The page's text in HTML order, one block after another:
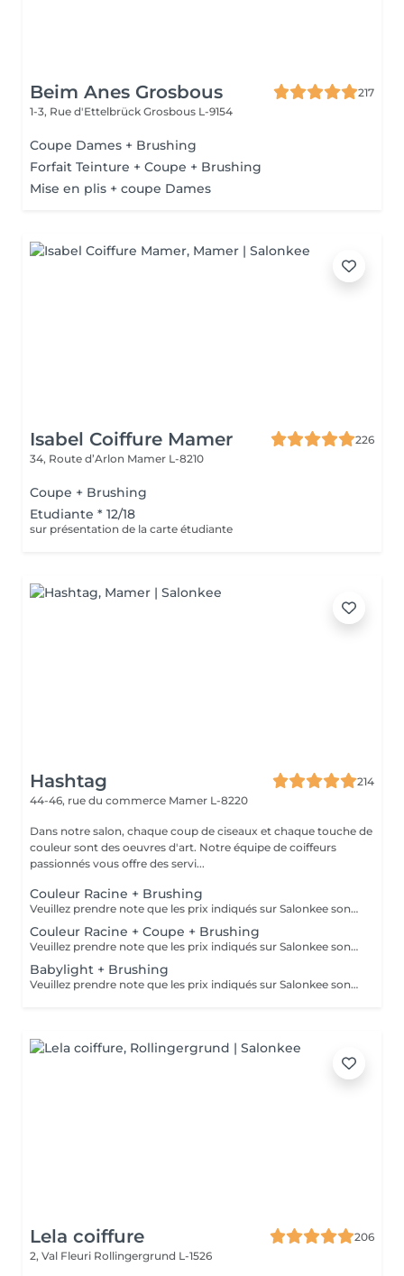
Beim Anes Grosbous
217
1-3, Rue d'Ettelbrück Grosbous L-9154
Coupe Dames + Brushing
Forfait Teinture + Coupe + Brushing
Mise en plis + coupe Dames
Isabel Coiffure Mamer
226
34, Route d’Arlon Mamer L-8210
Coupe + Brushing
Etudiante * 12/18
sur présentation de la carte étudiante
Hashtag
214
44-46, rue du commerce Mamer L-8220
Dans notre salon, chaque coup de ciseaux et chaque touche de
couleur sont des oeuvres d'art. Notre équipe de coiffeurs
passionnés vous offre des servi...
Couleur Racine + Brushing
Veuillez prendre note que les prix indiqués sur Salonkee sont communiqués à titre informatif et s'entendent de base. Ces derniers sont susceptibles de varier selon le diagnostic réalisé à votre arrivée au salon et l'expertise du professionnel à qui vous confiez votre beauté. Dans tous les cas, un devis précis vous sera proposé et toutes réalisations de prestations seront effectuées avec votre accord. Un grand merci d'avance pour votre compréhension. Au plaisir de vous recevoir très vite.
Couleur Racine + Coupe + Brushing
Veuillez prendre note que les prix indiqués sur Salonkee sont communiqués à titre informatif et s'entendent de base. Ces derniers sont susceptibles de varier selon le diagnostic réalisé à votre arrivée au salon et l'expertise du professionnel à qui vous confiez votre beauté. Dans tous les cas, un devis précis vous sera proposé et toutes réalisations de prestations seront effectuées avec votre accord. Un grand merci d'avance pour votre compréhension. Au plaisir de vous recevoir très vite.
Babylight + Brushing
Veuillez prendre note que les prix indiqués sur Salonkee sont communiqués à titre informatif et s'entendent de base. Ces derniers sont susceptibles de varier selon le diagnostic réalisé à votre arrivée au salon et l'expertise du professionnel à qui vous confiez votre beauté. Dans tous les cas, un devis précis vous sera proposé et toutes réalisations de prestations seront effectuées avec votre accord. Un grand merci d'avance pour votre compréhension. Au plaisir de vous recevoir très vite.
Lela coiffure
206
2, Val Fleuri Rollingergrund L-1526